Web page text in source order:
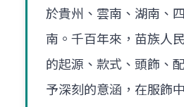
於貴州、雲南、湖南、
南。千百年來，苗族人
的起源、款式、頭飾、
予深刻的意涵，在服飾